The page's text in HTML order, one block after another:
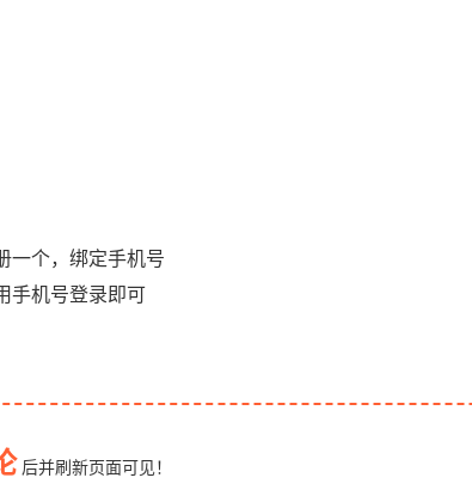
一个，绑定手机号
手机号登录即可
后并刷新页面可见！